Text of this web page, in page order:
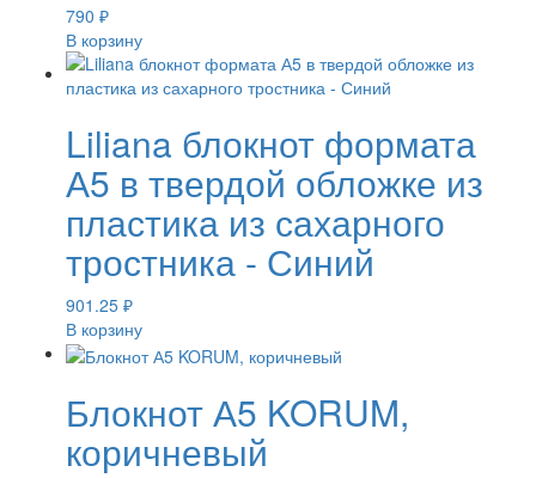
790 ₽
В корзину
Liliana блокнот формата
А5 в твердой обложке из
пластика из сахарного
тростника - Синий
901.25 ₽
В корзину
Блокнот А5 KORUM,
коричневый